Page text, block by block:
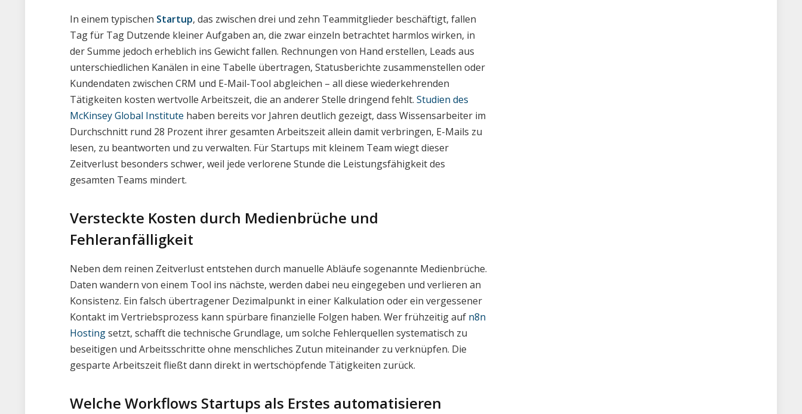
In einem typischen Startup, das zwischen drei und zehn Teammitglieder beschäftigt, fallen
Tag für Tag Dutzende kleiner Aufgaben an, die zwar einzeln betrachtet harmlos wirken, in
der Summe jedoch erheblich ins Gewicht fallen. Rechnungen von Hand erstellen, Leads aus
unterschiedlichen Kanälen in eine Tabelle übertragen, Statusberichte zusammenstellen oder
Kundendaten zwischen CRM und E-Mail-Tool abgleichen – all diese wiederkehrenden
Tätigkeiten kosten wertvolle Arbeitszeit, die an anderer Stelle dringend fehlt.Studien des
McKinsey Global Institute haben bereits vor Jahren deutlich gezeigt, dass Wissensarbeiter im
Durchschnitt rund 28 Prozent ihrer gesamten Arbeitszeit allein damit verbringen, E-Mails zu
lesen, zu beantworten und zu verwalten. Für Startups mit kleinem Team wiegt dieser
Zeitverlust besonders schwer, weil jede verlorene Stunde die Leistungsfähigkeit des
gesamten Teams mindert.
Versteckte Kosten durch Medienbrüche und
Fehleranfälligkeit
Neben dem reinen Zeitverlust entstehen durch manuelle Abläufe sogenannte Medienbrüche.
Daten wandern von einem Tool ins nächste, werden dabei neu eingegeben und verlieren an
Konsistenz. Ein falsch übertragener Dezimalpunkt in einer Kalkulation oder ein vergessener
Kontakt im Vertriebsprozess kann spürbare finanzielle Folgen haben. Wer frühzeitig auf n8n
Hostingsetzt, schafft die technische Grundlage, um solche Fehlerquellen systematisch zu
beseitigen und Arbeitsschritte ohne menschliches Zutun miteinander zu verknüpfen. Die
gesparte Arbeitszeit fließt dann direkt in wertschöpfende Tätigkeiten zurück.
Welche Workflows Startups als Erstes automatisieren